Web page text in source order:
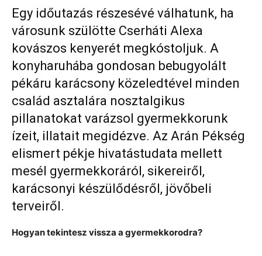
Egy időutazás részesévé válhatunk, ha
városunk szülötte Cserháti Alexa
kovászos kenyerét megkóstoljuk. A
konyharuhába gondosan bebugyolált
pékáru karácsony közeledtével minden
család asztalára nosztalgikus
pillanatokat varázsol gyermekkorunk
ízeit, illatait megidézve. Az Arán Pékség
elismert pékje hivatástudata mellett
mesél gyermekkoráról, sikereiről,
karácsonyi készülődésről, jövőbeli
terveiről.
Hogyan tekintesz vissza a gyermekkorodra?